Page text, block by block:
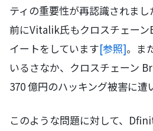
ティの重要性が再認識されまし
前にVitalik氏もクロスチェー
イートをしています[参照]。ま
いるさなか、クロスチェーン
370 億円のハッキング被害に遭
このような問題に対して、